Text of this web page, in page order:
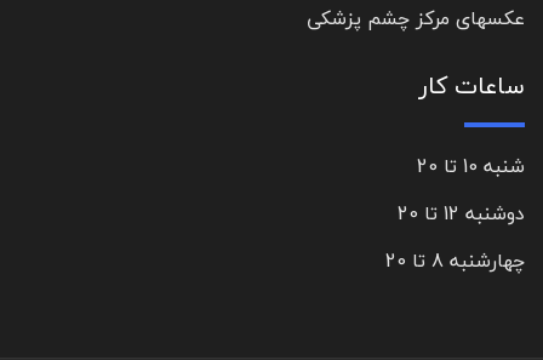
عکسهای مرکز چشم پزشکی
ساعات کار
شنبه 10 تا 20
دوشنبه 12 تا 20
چهارشنبه 8 تا 20